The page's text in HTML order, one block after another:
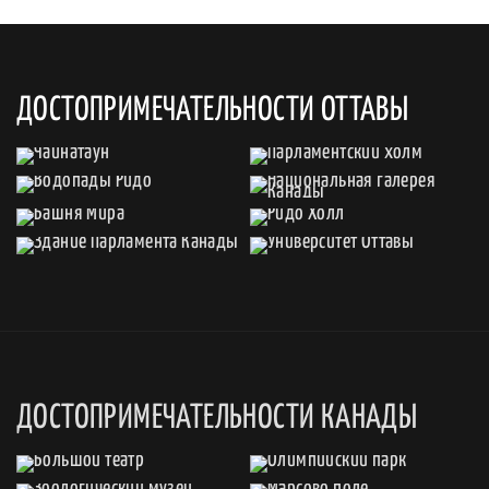
ДОСТОПРИМЕЧАТЕЛЬНОСТИ ОТТАВЫ
ДОСТОПРИМЕЧАТЕЛЬНОСТИ КАНАДЫ